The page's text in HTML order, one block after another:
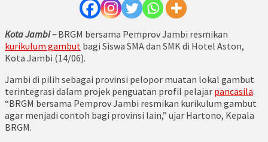
Kota Jambi –BRGM bersama Pemprov Jambi resmikan
kurikulum gambut bagi Siswa SMA dan SMK di Hotel Aston,
Kota Jambi (14/06).
Jambi di pilih sebagai provinsi pelopor muatan lokal gambut
terintegrasi dalam projek penguatan profil pelajar pancasila.
“BRGM bersama Pemprov Jambi resmikan kurikulum gambut
agar menjadi contoh bagi provinsi lain,” ujar Hartono, Kepala
BRGM.